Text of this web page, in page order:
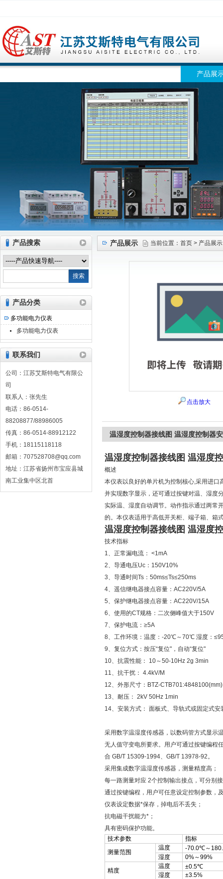
江苏艾斯特电气有限公司
产品展
产品搜索
产品分类
多功能电力仪表
多功能电力仪表
联系我们
公司：江苏艾斯特电气有限公
司
联系人：张先生
电话：86-0514-
88208877/88986005
传真：86-0514-88912122
手机：18115118118
邮箱：707528708@qq.com
地址：江苏省扬州市宝应县城
南工业集中区北首
产品展示 当前位置： 首页 > 产品展示
点击放大
温湿度控制器接线图 温湿度控制器
温湿度控制器接线图 温湿度
概述
本仪表以良好的单片机为控制核心,采用进
并实现数字显示，还可通过按键对温、湿度
实际温、湿度自动调节。动作指示通过两常
的。本仪表适用于高低开关柜、端子箱、箱
温湿度控制器接线图 温湿度
技术指标
1、正常漏电流： <1mA
2、导通电压Uc：150V10%
3、导通时间Ts：50ms≤Ts≤250ms
4、遥信继电器接点容量：AC220V/5A
5、保护继电器接点容量：AC220V/15A
6、使用的CT规格：二次侧峰值大于150V
7、保护电流：≥5A
8、工作环境：温度：-20℃～70℃ 湿度：
9、复位方式：按压“复位"，自动“复位"
10、抗震性能： 10～50-10Hz 2g 3min
11、抗干扰： 4.4kV/M
12、外形尺寸：BTZ-CTB701:4848100(mm)
13、耐压： 2kV 50Hz 1min
14、安装方式： 面板式、导轨式或固定式安
采用数字温湿度传感器，以数码管方式显示
无人值守变电所要求。用户可通过按键编程
合 GB/T 15309-1994、GB/T 13978-92。
采用集成数字温湿度传感器，测量精度高；
每一路测量对应 2个控制输出接点，可分别
通过按键编程，用户可任意设定控制参数，
仪表设定数据*保存，掉电后不丢失；
抗电磁干扰能力*；
具有密码保护功能。
技术参数
指标
测量范围
温度
-70.0℃～
湿度
0%～99%
精度
温度
±0.5℃
湿度
±3.5%